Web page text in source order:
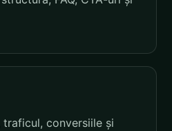
traficul, conversiile și